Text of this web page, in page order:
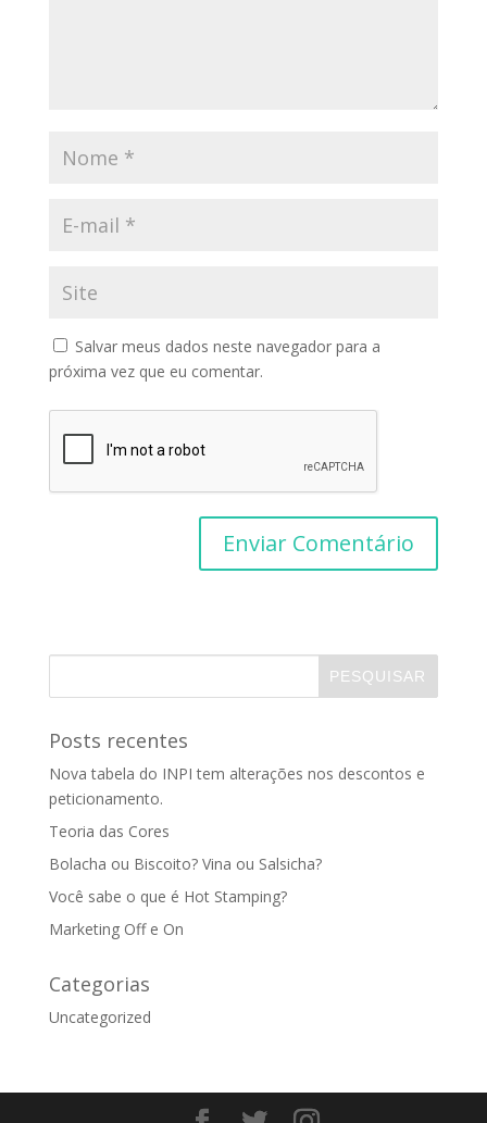
Salvar meus dados neste navegador para a
próxima vez que eu comentar.
Posts recentes
Nova tabela do INPI tem alterações nos descontos e
peticionamento.
Teoria das Cores
Bolacha ou Biscoito? Vina ou Salsicha?
Você sabe o que é Hot Stamping?
Marketing Off e On
Categorias
Uncategorized